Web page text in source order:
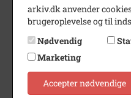
Dateringsnote
Fotograf
Størrelse
Arkiv
arkiv.dk anvender
brugeroplevelse og til
Nødvendig
Marketing
Accepter nødvendige